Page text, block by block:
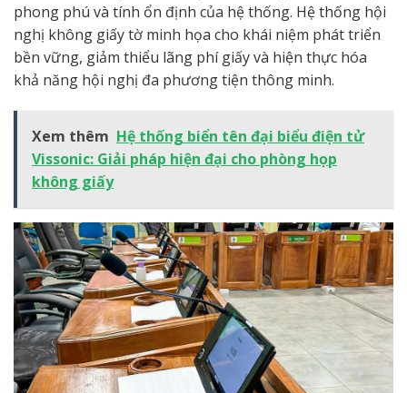
phong phú và tính ổn định của hệ thống. Hệ thống hội
nghị không giấy tờ minh họa cho khái niệm phát triển
bền vững, giảm thiểu lãng phí giấy và hiện thực hóa
khả năng hội nghị đa phương tiện thông minh.
Xem thêm Hệ thống biển tên đại biểu điện tử
Vissonic: Giải pháp hiện đại cho phòng họp
không giấy